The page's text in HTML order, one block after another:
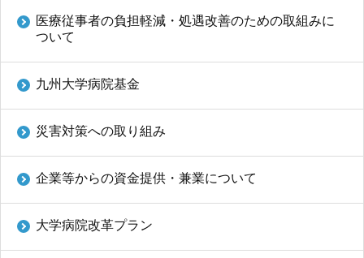
医療従事者の負担軽減・処遇改善のための取組みに
ついて
九州大学病院基金
災害対策への取り組み
企業等からの資金提供・兼業について
大学病院改革プラン